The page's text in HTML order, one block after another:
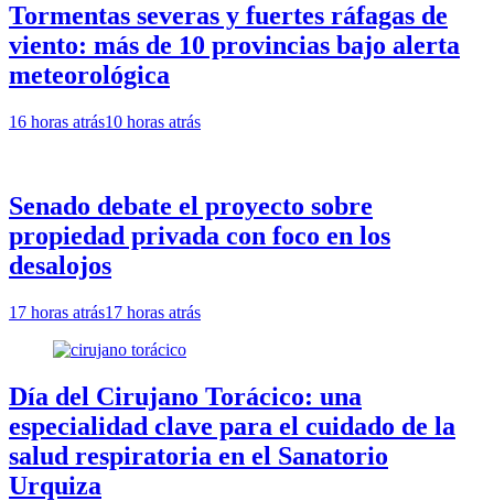
Tormentas severas y fuertes ráfagas de
viento: más de 10 provincias bajo alerta
meteorológica
16 horas atrás10 horas atrás
Senado debate el proyecto sobre
propiedad privada con foco en los
desalojos
17 horas atrás17 horas atrás
Día del Cirujano Torácico: una
especialidad clave para el cuidado de la
salud respiratoria en el Sanatorio
Urquiza